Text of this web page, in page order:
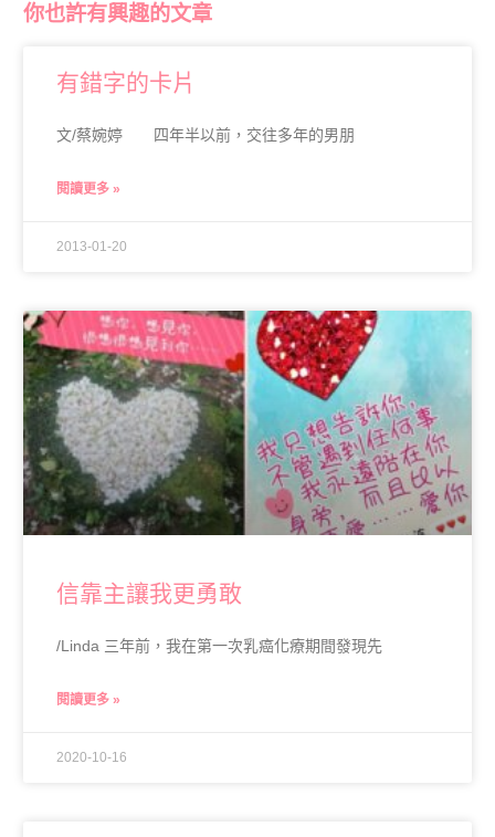
你也許有興趣的文章
有錯字的卡片
文/蔡婉婷 四年半以前，交往多年的男朋
閱讀更多 »
2013-01-20
信靠主讓我更勇敢
/Linda 三年前，我在第一次乳癌化療期間發現先
閱讀更多 »
2020-10-16